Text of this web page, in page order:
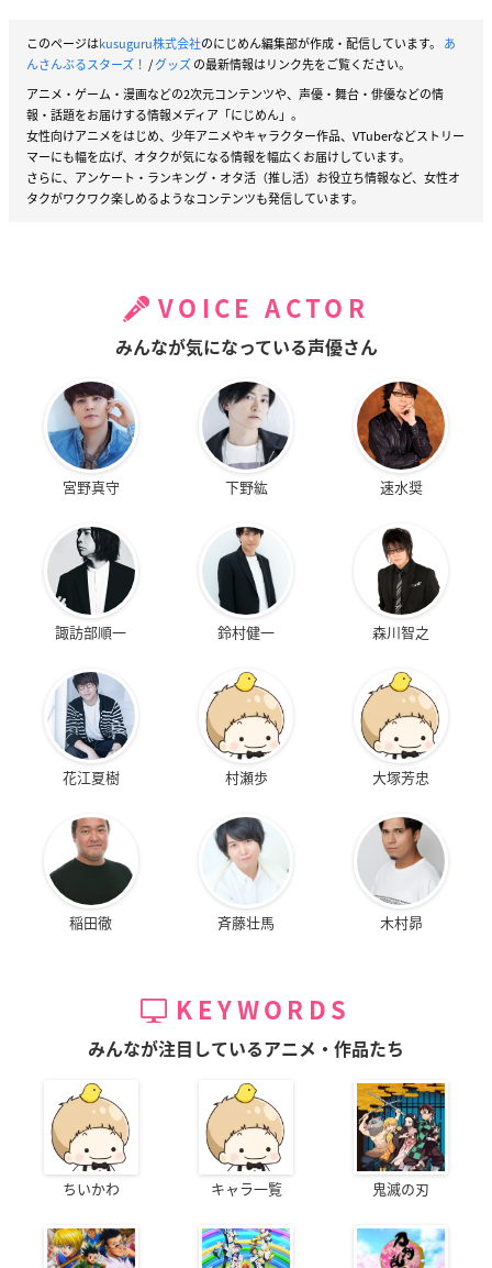
このページはkusuguru株式会社のにじめん編集部が作成・配信しています。 あ
んさんぶるスターズ！ /グッズの最新情報はリンク先をご覧ください。
アニメ・ゲーム・漫画などの2次元コンテンツや、声優・舞台・俳優などの情
報・話題をお届けする情報メディア「にじめん」。
女性向けアニメをはじめ、少年アニメやキャラクター作品、VTuberなどストリー
マーにも幅を広げ、オタクが気になる情報を幅広くお届けしています。
さらに、アンケート・ランキング・オタ活（推し活）お役立ち情報など、女性オ
タクがワクワク楽しめるようなコンテンツも発信しています。
VOICE ACTOR
みんなが気になっている声優さん
宮野真守 下野紘 速水奨
諏訪部順一 鈴村健一 森川智之
花江夏樹 村瀬歩 大塚芳忠
稲田徹 斉藤壮馬 木村昴
KEYWORDS
みんなが注目しているアニメ・作品たち
ちいかわ キャラ一覧 鬼滅の刃